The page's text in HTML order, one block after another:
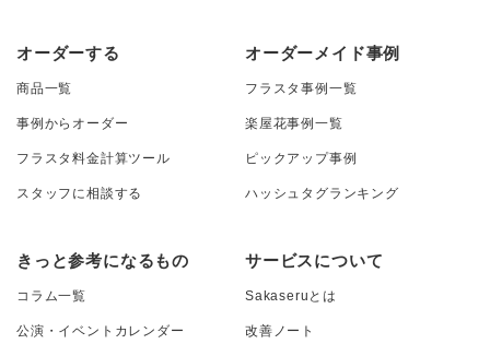
オーダーする
商品一覧
事例からオーダー
フラスタ料金計算ツール
スタッフに相談する
オーダーメイド事例
フラスタ事例一覧
楽屋花事例一覧
ピックアップ事例
ハッシュタグランキング
きっと参考になるもの
コラム一覧
公演・イベントカレンダー
サービスについて
Sakaseruとは
改善ノート